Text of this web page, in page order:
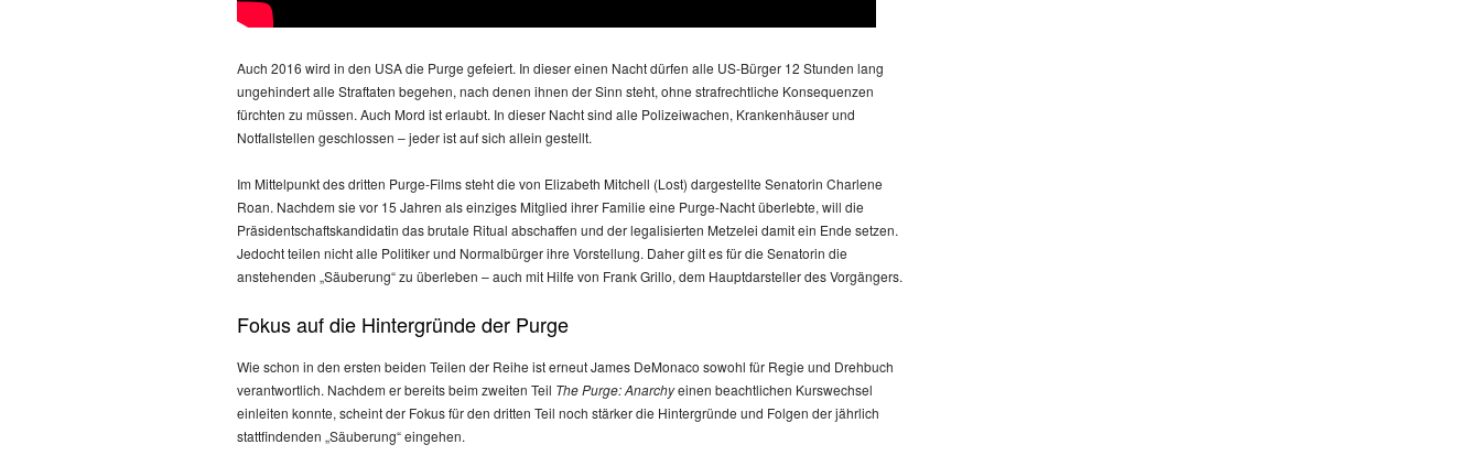
Auch 2016 wird in den USA die Purge gefeiert. In dieser einen Nacht dürfen alle US-Bürger 12 Stunden lang
ungehindert alle Straftaten begehen, nach denen ihnen der Sinn steht, ohne strafrechtliche Konsequenzen
fürchten zu müssen. Auch Mord ist erlaubt. In dieser Nacht sind alle Polizeiwachen, Krankenhäuser und
Notfallstellen geschlossen – jeder ist auf sich allein gestellt.
Im Mittelpunkt des dritten Purge-Films steht die von Elizabeth Mitchell (Lost) dargestellte Senatorin Charlene
Roan. Nachdem sie vor 15 Jahren als einziges Mitglied ihrer Familie eine Purge-Nacht überlebte, will die
Präsidentschaftskandidatin das brutale Ritual abschaffen und der legalisierten Metzelei damit ein Ende setzen.
Jedocht teilen nicht alle Politiker und Normalbürger ihre Vorstellung. Daher gilt es für die Senatorin die
anstehenden „Säuberung“ zu überleben – auch mit Hilfe von Frank Grillo, dem Hauptdarsteller des Vorgängers.
Fokus auf die Hintergründe der Purge
Wie schon in den ersten beiden Teilen der Reihe ist erneut James DeMonaco sowohl für Regie und Drehbuch
verantwortlich. Nachdem er bereits beim zweiten Teil The Purge: Anarchyeinen beachtlichen Kurswechsel
einleiten konnte, scheint der Fokus für den dritten Teil noch stärkerdie Hintergründe und Folgen der jährlich
stattfindenden „Säuberung“ eingehen.